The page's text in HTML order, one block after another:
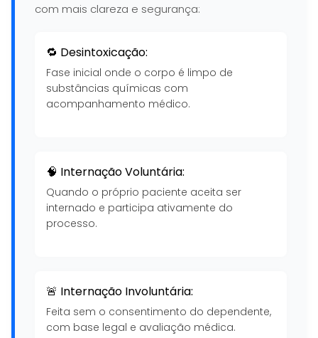
com mais clareza e segurança:
🔁 Desintoxicação:
Fase inicial onde o corpo é limpo de
substâncias químicas com
acompanhamento médico.
🧠 Internação Voluntária:
Quando o próprio paciente aceita ser
internado e participa ativamente do
processo.
🚨 Internação Involuntária:
Feita sem o consentimento do dependente,
com base legal e avaliação médica.